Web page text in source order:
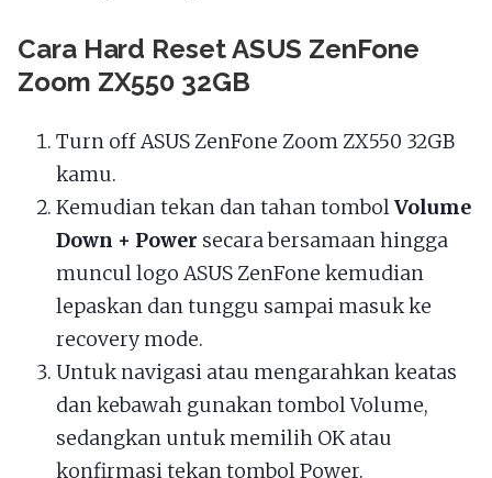
Cara Hard Reset ASUS ZenFone
Zoom ZX550 32GB
Turn off ASUS ZenFone Zoom ZX550 32GB
kamu.
Kemudian tekan dan tahan tombolVolume
Down + Power secara bersamaan hingga
muncul logo ASUS ZenFone kemudian
lepaskan dan tunggu sampai masuk ke
recovery mode.
Untuk navigasi atau mengarahkan keatas
dan kebawah gunakan tombol Volume,
sedangkan untuk memilih OK atau
konfirmasi tekan tombol Power.